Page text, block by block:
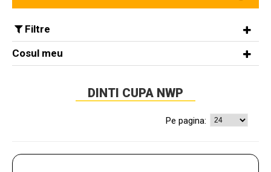
Filtre
Cosul meu
DINTI CUPA NWP
Pe pagina: